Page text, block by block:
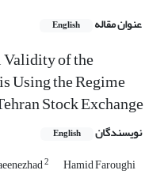
عنوان مقاله English
of the
Using the Regime
Stock Exchange
نویسندگان English
2 Hamid Faroughi